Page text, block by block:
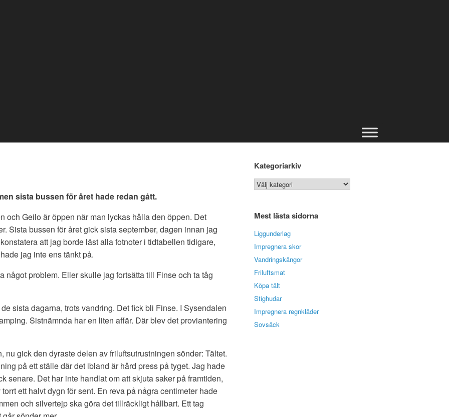
sista bussen för året hade redan gått.
och Geilo är öppen när man lyckas hålla den öppen. Det
Sista bussen för året gick sista september, dagen innan jag
att jag borde läst alla fotnoter i tidtabellen tidigare,
jag inte ens tänkt på.
något problem. Eller skulle jag fortsätta till Finse och ta tåg
sista dagarna, trots vandring. Det fick bli Finse. I Sysendalen
Sistnämnda har en liten affär. Där blev det proviantering
gick den dyraste delen av friluftsutrustningen sönder: Tältet.
på ett ställe där det ibland är hård press på tyget. Jag hade
senare. Det har inte handlat om att skjuta saker på framtiden,
ett halvt dygn för sent. En reva på några centimeter hade
och silvertejp ska göra det tillräckligt hållbart. Ett tag
Kategoriarkiv
Kategoriarkiv
Mest lästa sidorna
Liggunderlag
Impregnera skor
Vandringskängor
Friluftsmat
Köpa tält
Stighudar
Impregnera regnkläder
Sovsäck